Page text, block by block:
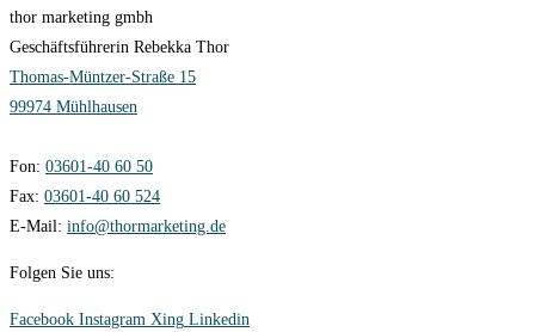
thor marketing gmbh
Geschäftsführerin Rebekka Thor
Thomas-Müntzer-Straße 15
99974 Mühlhausen
Fon: 03601-40 60 50
Fax: 03601-40 60 524
E-Mail: info@thormarketing.de
Folgen Sie uns:
Facebook Instagram Xing Linkedin